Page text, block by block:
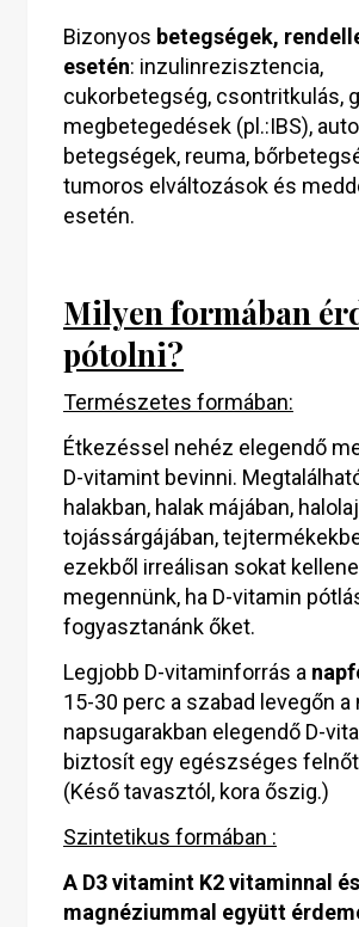
Bizonyos betegségek,
esetén: inzulinrezisztencia,
cukorbetegség, csontritkulás,
megbetegedések (pl.:IBS),
betegségek, reuma,
tumoros elváltozások és
esetén.
Milyen formában
pótolni?
Természetes formában:
Étkezéssel nehéz elegendő
D-vitamint bevinni.
halakban, halak májában,
tojássárgájában,
ezekből irreálisan sokat kellene
megennünk, ha D-vitamin
fogyasztanánk őket.
Legjobb D-vitaminforrás a
15-30 perc a szabad levegőn a
napsugarakban elegendő D-
biztosít egy egészséges
(Késő tavasztól, kora őszig.)
Szintetikus formában :
A D3 vitamint K2 vitaminnal és
magnéziummal együtt